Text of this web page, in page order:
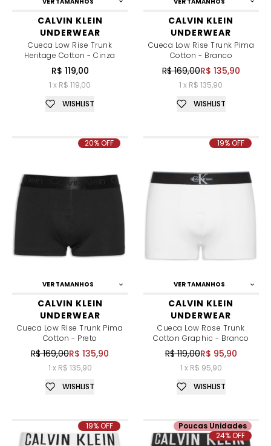
CALVIN KLEIN
UNDERWEAR
Cueca Low Rise Trunk
Heritage Cotton - Cinza
R$ 119,00
1 x R$ 119,00
WISHLIST
CALVIN KLEIN
UNDERWEAR
Cueca Low Rise Trunk Pima
Cotton - Branco
R$ 169,00R$ 135,90
1 x R$ 135,90
WISHLIST
VER TAMANHOS
CALVIN KLEIN
UNDERWEAR
Cueca Low Rise Trunk Pima
Cotton - Preto
R$ 169,00R$ 135,90
1 x R$ 135,90
20% OFF
WISHLIST
VER TAMANHOS
CALVIN KLEIN
UNDERWEAR
Cueca Low Rose Trunk
Cotton Graphic - Branco
R$ 119,00R$ 95,90
1 x R$ 95,90
19% OFF
WISHLIST
19% OFF
Poucas Unidades
24% OFF